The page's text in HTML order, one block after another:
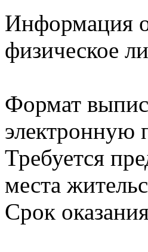
Информация о
физическое
Формат
электронную
Требуется
места
Срок